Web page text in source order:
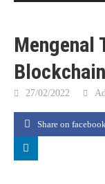
Mengenal
Blockchain
27/02/2022
Share on